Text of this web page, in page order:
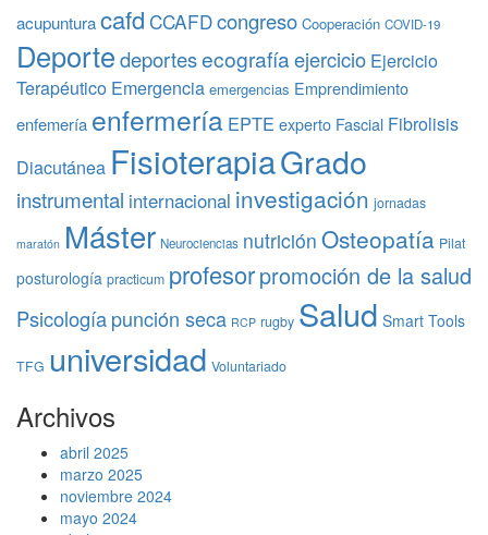
acupunturacafd CCAFDcongreso Cooperación COVID-19
Deportedeportesecografíaejercicio Ejercicio
Terapéutico Emergencia emergencias Emprendimiento
enfemería enfermería EPTE experto Fascial Fibrolisis
Diacutánea FisioterapiaGrado
instrumental internacional investigación jornadas
maratón Máster Neurociencias nutrición Osteopatía Pilat
posturología practicum profesorpromoción de la salud
Psicologíapunción seca RCP rugby Salud Smart Tools
TFG universidad Voluntariado
Archivos
abril 2025
marzo 2025
noviembre 2024
mayo 2024